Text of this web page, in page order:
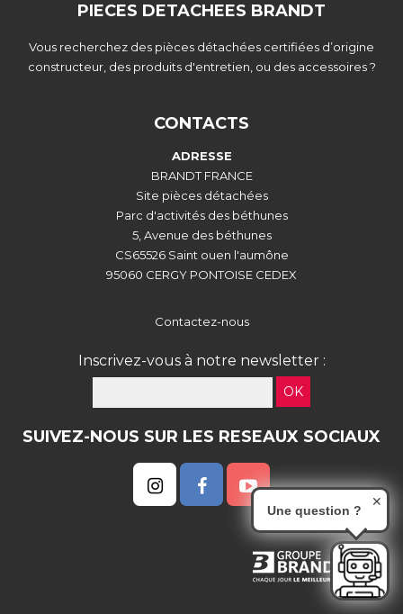
PIECES DETACHEES BRANDT
Vous recherchez des pièces détachées certifiées d’origine
constructeur, des produits d'entretien, ou des accessoires ?
CONTACTS
ADRESSE
BRANDT FRANCE
Site pièces détachées
Parc d'activités des béthunes
5, Avenue des béthunes
CS65526 Saint ouen l'aumône
95060 CERGY PONTOISE CEDEX
Contactez-nous
Inscrivez-vous à notre newsletter :
OK
SUIVEZ-NOUS SUR LES RESEAUX SOCIAUX
Une question ?
✕